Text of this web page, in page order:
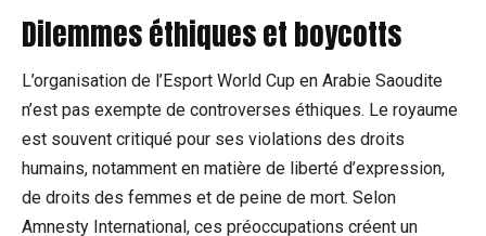
Dilemmes éthiques et boycotts
L’organisation de l’Esport World Cup en Arabie Saoudite
n’est pas exempte de controverses éthiques. Le royaume
est souvent critiqué pour ses violations des droits
humains, notamment en matière de liberté d’expression,
de droits des femmes et de peine de mort. Selon
Amnesty International, ces préoccupations créent un